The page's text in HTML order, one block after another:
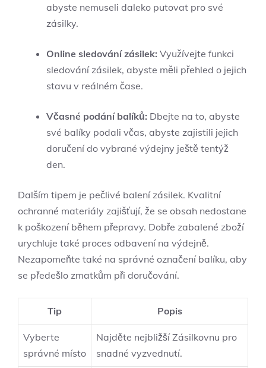
abyste nemuseli daleko putovat pro své
zásilky.
Online sledování zásilek: Využívejte funkci
sledování zásilek, abyste měli přehled o jejich
stavu v reálném čase.
Včasné podání balíků: Dbejte na to, abyste
své balíky podali včas, abyste zajistili jejich
doručení do vybrané výdejny ještě tentýž
den.
Dalším tipem je pečlivé balení zásilek. Kvalitní
ochranné materiály zajišťují, že se obsah nedostane
k poškození během přepravy. Dobře zabalené zboží
urychluje také proces odbavení na výdejně.
Nezapomeňte také na správné označení balíku, aby
se předešlo zmatkům při doručování.
Tip Popis
Vyberte
správné místo
Najděte nejbližší Zásilkovnu pro
snadné vyzvednutí.